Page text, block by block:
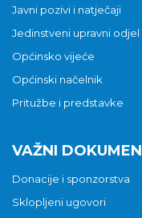
Javni pozivi i natječaji
Jedinstveni upravni odjel
Općinsko vijeće
Općinski načelnik
Pritužbe i predstavke
VAŽNI
Donacije i sponzorstva
Sklopljeni ugovori